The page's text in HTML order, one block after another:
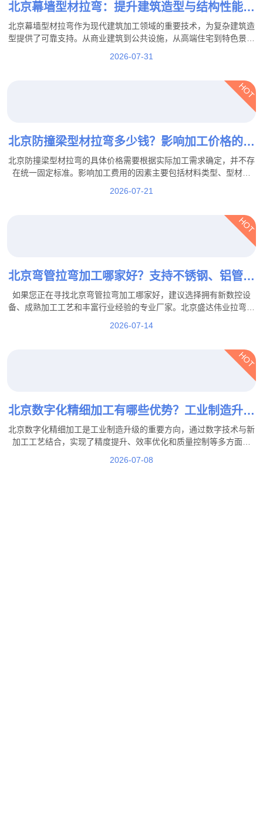
北京幕墙型材拉弯：提升建筑造型与结构性能的
重要加工工艺
北京幕墙型材拉弯作为现代建筑加工领域的重要技术，为复杂建筑造
型提供了可靠支持。从商业建筑到公共设施，从高端住宅到特色景观
2026-07-31
HOT
北京防撞梁型材拉弯多少钱？影响加工价格的因
素都有哪些？
北京防撞梁型材拉弯的具体价格需要根据实际加工需求确定，并不存
在统一固定标准。影响加工费用的因素主要包括材料类型、型材规
2026-07-21
HOT
北京弯管拉弯加工哪家好？支持不锈钢、铝管、
方管拉弯定制
如果您正在寻找北京弯管拉弯加工哪家好，建议选择拥有新数控设
备、成熟加工工艺和丰富行业经验的专业厂家。北京盛达伟业拉弯厂
2026-07-14
HOT
北京数字化精细加工有哪些优势？工业制造升级
新模式！
北京数字化精细加工是工业制造升级的重要方向，通过数字技术与新
加工工艺结合，实现了精度提升、效率优化和质量控制等多方面优
2026-07-08